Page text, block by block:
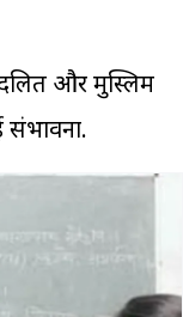
और मुस्लिम